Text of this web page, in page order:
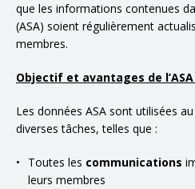
que les informations contenues
(ASA) soient régulièrement
membres.
Objectif et avantages de l’ASA
Les données ASA sont utilisées
diverses tâches, telles que :
Toutes les communications
leurs membres